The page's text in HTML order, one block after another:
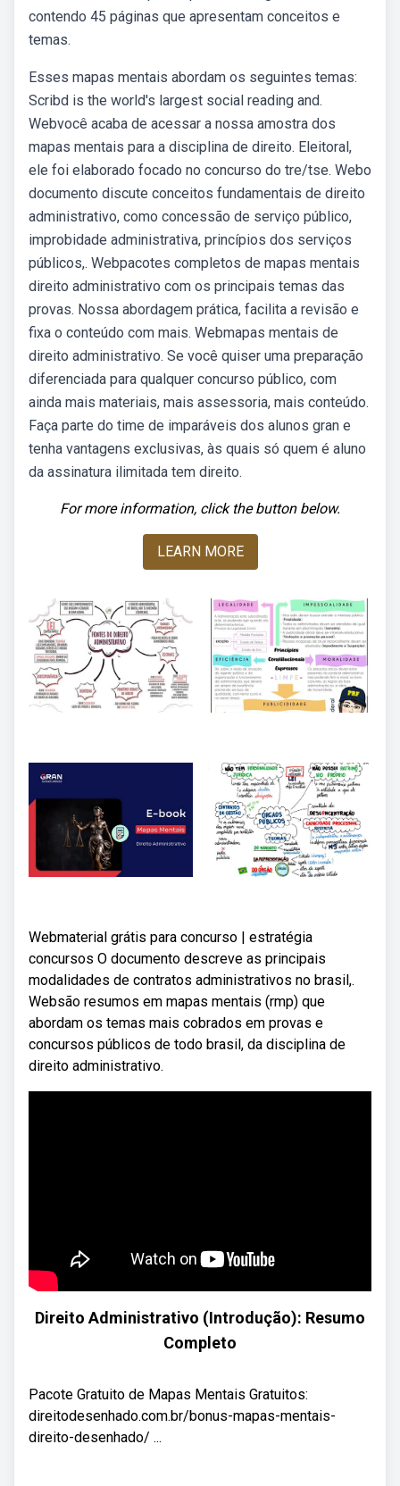
contendo 45 páginas que apresentam conceitos e
temas.
Esses mapas mentais abordam os seguintes temas:
Scribd is the world's largest social reading and.
Webvocê acaba de acessar a nossa amostra dos
mapas mentais para a disciplina de direito. Eleitoral,
ele foi elaborado focado no concurso do tre/tse. Webo
documento discute conceitos fundamentais de direito
administrativo, como concessão de serviço público,
improbidade administrativa, princípios dos serviços
públicos,. Webpacotes completos de mapas mentais
direito administrativo com os principais temas das
provas. Nossa abordagem prática, facilita a revisão e
fixa o conteúdo com mais. Webmapas mentais de
direito administrativo. Se você quiser uma preparação
diferenciada para qualquer concurso público, com
ainda mais materiais, mais assessoria, mais conteúdo.
Faça parte do time de imparáveis dos alunos gran e
tenha vantagens exclusivas, às quais só quem é aluno
da assinatura ilimitada tem direito.
For more information, click the button below.
LEARN MORE
Webmaterial grátis para concurso | estratégia
concursos O documento descreve as principais
modalidades de contratos administrativos no brasil,.
Websão resumos em mapas mentais (rmp) que
abordam os temas mais cobrados em provas e
concursos públicos de todo brasil, da disciplina de
direito administrativo.
Direito Administrativo (Introdução): Resumo
Completo
Pacote Gratuito de Mapas Mentais Gratuitos:
direitodesenhado.com.br/bonus-mapas-mentais-
direito-desenhado/ ...